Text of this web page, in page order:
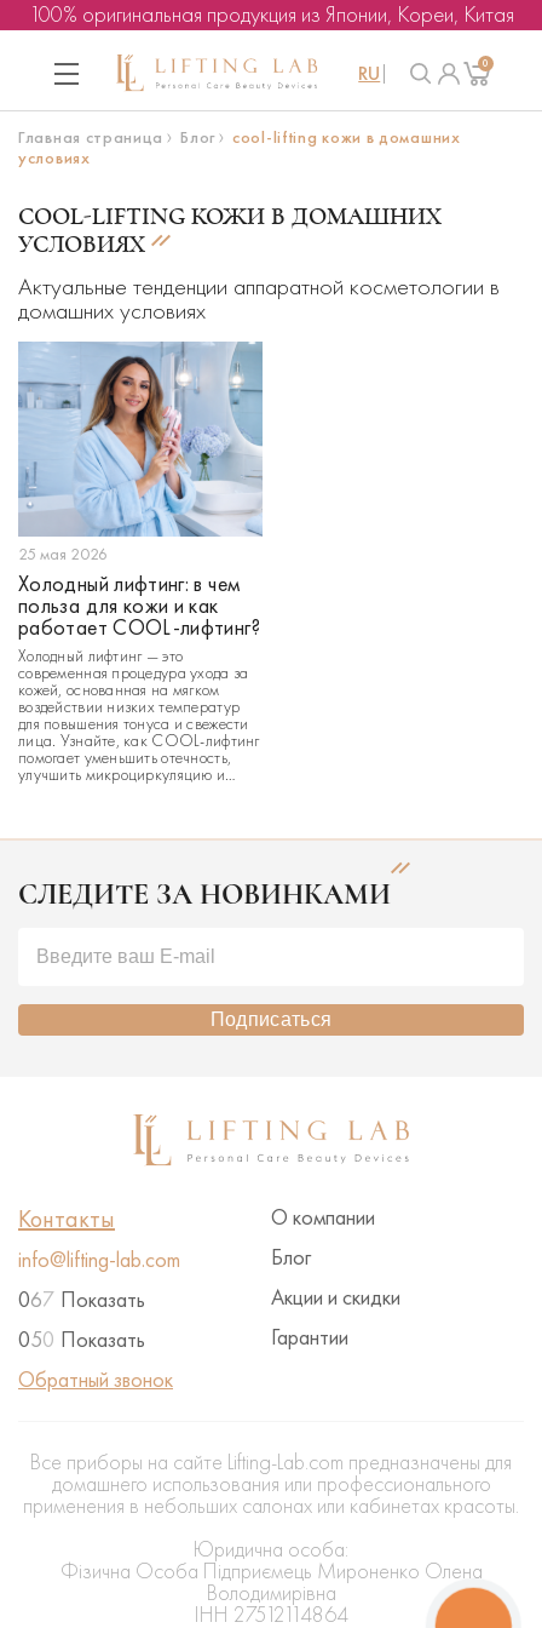
100% оригинальная продукция из Японии, Кореи, Китая
RU 0
Главная страница Блог
cool-lifting кожи в домашних
условиях
COOL-LIFTING КОЖИ В ДОМАШНИХ
УСЛОВИЯХ
Актуальные тенденции аппаратной косметологии в
домашних условиях
25 мая 2026
Холодный лифтинг: в чем
польза для кожи и как
работает COOL-лифтинг?
Холодный лифтинг — это
современная процедура ухода за
кожей, основанная на мягком
воздействии низких температур
для повышения тонуса и свежести
лица. Узнайте, как COOL-лифтинг
помогает уменьшить отечность,
улучшить микроциркуляцию и
многие ищут уход, который дает
СЛЕДИТЕ ЗА НОВИНКАМИ
Подписаться
О компании
Блог
Акции и скидки
Гарантии
Контакты
info@lifting-lab.com
067 Показать
050 Показать
Обратный звонок
Все приборы на сайте Lifting-Lab.com предназначены для
домашнего использования или профессионального
применения в небольших салонах или кабинетах красоты.
Юридична особа:
Фізична Особа Підприємець Мироненко Олена
Володимирівна
ІНН 27512114864